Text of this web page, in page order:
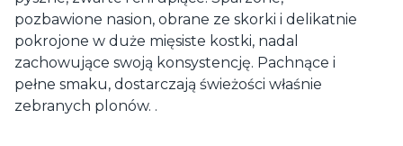
pozbawione nasion, obrane ze skorki i delikatnie
pokrojone w duże mięsiste kostki, nadal
zachowujące swoją konsystencję. Pachnące i
pełne smaku, dostarczają świeżości właśnie
zebranych plonów. .